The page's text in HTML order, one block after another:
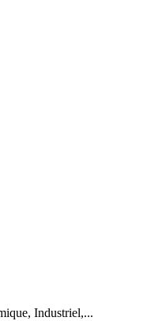
Industriel,...